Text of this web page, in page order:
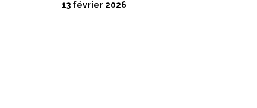
13 février 2026